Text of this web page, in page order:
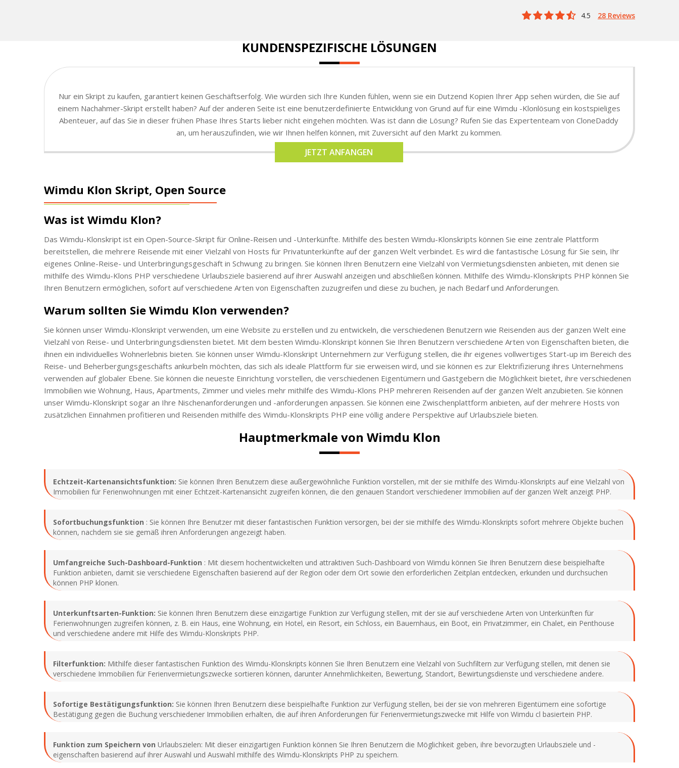
4.5 28 Reviews
KUNDENSPEZIFISCHE LÖSUNGEN
Nur ein Skript zu kaufen, garantiert keinen Geschäftserfolg. Wie würden sich Ihre Kunden fühlen, wenn sie ein Dutzend Kopien Ihrer App sehen würden, die Sie auf
einem Nachahmer-Skript erstellt haben? Auf der anderen Seite ist eine benutzerdefinierte Entwicklung von Grund auf für eine Wimdu -Klonlösung ein kostspieliges
Abenteuer, auf das Sie in dieser frühen Phase Ihres Starts lieber nicht eingehen möchten. Was ist dann die Lösung? Rufen Sie das Expertenteam von CloneDaddy
an, um herauszufinden, wie wir Ihnen helfen können, mit Zuversicht auf den Markt zu kommen.
JETZT ANFANGEN
Wimdu Klon Skript, Open Source
Was ist Wimdu Klon?
Das Wimdu-Klonskript ist ein Open-Source-Skript für Online-Reisen und -Unterkünfte. Mithilfe des besten Wimdu-Klonskripts können Sie eine zentrale Plattform
bereitstellen, die mehrere Reisende mit einer Vielzahl von Hosts für Privatunterkünfte auf der ganzen Welt verbindet. Es wird die fantastische Lösung für Sie sein, Ihr
eigenes Online-Reise- und Unterbringungsgeschäft in Schwung zu bringen. Sie können Ihren Benutzern eine Vielzahl von Vermietungsdiensten anbieten, mit denen sie
mithilfe des Wimdu-Klons PHP verschiedene Urlaubsziele basierend auf ihrer Auswahl anzeigen und abschließen können. Mithilfe des Wimdu-Klonskripts PHP können Sie
Ihren Benutzern ermöglichen, sofort auf verschiedene Arten von Eigenschaften zuzugreifen und diese zu buchen, je nach Bedarf und Anforderungen.
Warum sollten Sie Wimdu Klon verwenden?
Sie können unser Wimdu-Klonskript verwenden, um eine Website zu erstellen und zu entwickeln, die verschiedenen Benutzern wie Reisenden aus der ganzen Welt eine
Vielzahl von Reise- und Unterbringungsdiensten bietet. Mit dem besten Wimdu-Klonskript können Sie Ihren Benutzern verschiedene Arten von Eigenschaften bieten, die
ihnen ein individuelles Wohnerlebnis bieten. Sie können unser Wimdu-Klonskript Unternehmern zur Verfügung stellen, die ihr eigenes vollwertiges Start-up im Bereich des
Reise- und Beherbergungsgeschäfts ankurbeln möchten, das sich als ideale Plattform für sie erweisen wird, und sie können es zur Elektrifizierung ihres Unternehmens
verwenden auf globaler Ebene. Sie können die neueste Einrichtung vorstellen, die verschiedenen Eigentümern und Gastgebern die Möglichkeit bietet, ihre verschiedenen
Immobilien wie Wohnung, Haus, Apartments, Zimmer und vieles mehr mithilfe des Wimdu-Klons PHP mehreren Reisenden auf der ganzen Welt anzubieten. Sie können
unser Wimdu-Klonskript sogar an Ihre Nischenanforderungen und -anforderungen anpassen. Sie können eine Zwischenplattform anbieten, auf der mehrere Hosts von
zusätzlichen Einnahmen profitieren und Reisenden mithilfe des Wimdu-Klonskripts PHP eine völlig andere Perspektive auf Urlaubsziele bieten.
Hauptmerkmale von Wimdu Klon
Echtzeit-Kartenansichtsfunktion: Sie können Ihren Benutzern diese außergewöhnliche Funktion vorstellen, mit der sie mithilfe des Wimdu-Klonskripts auf eine Vielzahl von
Immobilien für Ferienwohnungen mit einer Echtzeit-Kartenansicht zugreifen können, die den genauen Standort verschiedener Immobilien auf der ganzen Welt anzeigt PHP.
Sofortbuchungsfunktion : Sie können Ihre Benutzer mit dieser fantastischen Funktion versorgen, bei der sie mithilfe des Wimdu-Klonskripts sofort mehrere Objekte buchen
können, nachdem sie sie gemäß ihren Anforderungen angezeigt haben.
Umfangreiche Such-Dashboard-Funktion : Mit diesem hochentwickelten und attraktiven Such-Dashboard von Wimdu können Sie Ihren Benutzern diese beispielhafte
Funktion anbieten, damit sie verschiedene Eigenschaften basierend auf der Region oder dem Ort sowie den erforderlichen Zeitplan entdecken, erkunden und durchsuchen
können PHP klonen.
Unterkunftsarten-Funktion: Sie können Ihren Benutzern diese einzigartige Funktion zur Verfügung stellen, mit der sie auf verschiedene Arten von Unterkünften für
Ferienwohnungen zugreifen können, z. B. ein Haus, eine Wohnung, ein Hotel, ein Resort, ein Schloss, ein Bauernhaus, ein Boot, ein Privatzimmer, ein Chalet, ein Penthouse
und verschiedene andere mit Hilfe des Wimdu-Klonskripts PHP.
Filterfunktion: Mithilfe dieser fantastischen Funktion des Wimdu-Klonskripts können Sie Ihren Benutzern eine Vielzahl von Suchfiltern zur Verfügung stellen, mit denen sie
verschiedene Immobilien für Ferienvermietungszwecke sortieren können, darunter Annehmlichkeiten, Bewertung, Standort, Bewirtungsdienste und verschiedene andere.
Sofortige Bestätigungsfunktion: Sie können Ihren Benutzern diese beispielhafte Funktion zur Verfügung stellen, bei der sie von mehreren Eigentümern eine sofortige
Bestätigung gegen die Buchung verschiedener Immobilien erhalten, die auf ihren Anforderungen für Ferienvermietungszwecke mit Hilfe von Wimdu cl basiertein PHP.
Funktion zum Speichern von Urlaubszielen: Mit dieser einzigartigen Funktion können Sie Ihren Benutzern die Möglichkeit geben, ihre bevorzugten Urlaubsziele und -
eigenschaften basierend auf ihrer Auswahl und Auswahl mithilfe des Wimdu-Klonskripts PHP zu speichern.